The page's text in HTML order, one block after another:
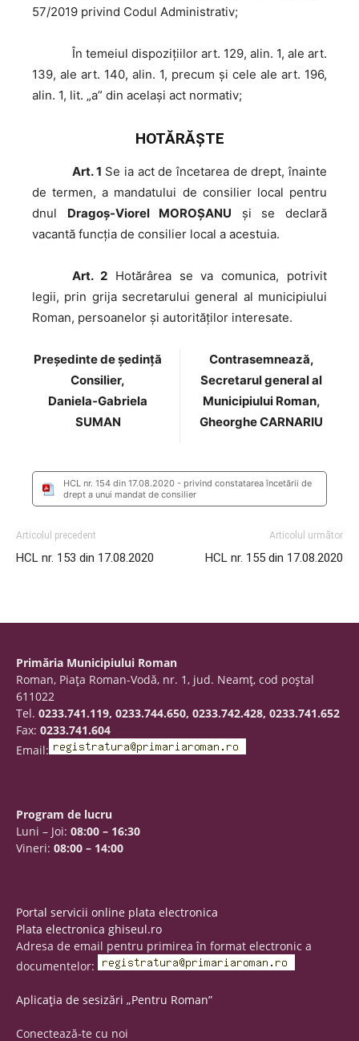
57/2019 privind Codul Administrativ;
În temeiul dispoziţiilor art. 129, alin. 1, ale art.
139, ale art. 140, alin. 1, precum și cele ale art. 196,
alin. 1, lit. „a” din același act normativ;
HOTĂRĂŞTE
Art. 1 Se ia act de încetarea de drept, înainte
de termen, a mandatului de consilier local pentru
dnul Dragoș-Viorel MOROȘANU şi se declară
vacantă funcția de consilier local a acestuia.
Art. 2Hotărârea se va comunica, potrivit
legii, prin grija secretarului general al municipiului
Roman, persoanelor și autorităților interesate.
Preşedinte de şedinţă
Consilier,
Daniela-Gabriela
SUMAN
Contrasemnează,
Secretarul general al
Municipiului Roman,
Gheorghe CARNARIU
HCL nr. 154 din 17.08.2020 - privind constatarea încetării de
drept a unui mandat de consilier
Articolul precedent
HCL nr. 153 din 17.08.2020
Articolul următor
HCL nr. 155 din 17.08.2020
Primăria Municipiului Roman
Roman, Piaţa Roman-Vodă, nr. 1, jud. Neamţ, cod poştal
611022
Tel. 0233.741.119, 0233.744.650, 0233.742.428, 0233.741.652
Fax: 0233.741.604
Email:
Program de lucru
Luni – Joi: 08:00 – 16:30
Vineri: 08:00 – 14:00
Portal servicii online plata electronica
Plata electronica ghiseul.ro
Adresa de email pentru primirea în format electronic a
documentelor:
Aplicația de sesizări „Pentru Roman”
Conectează-te cu noi